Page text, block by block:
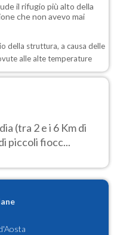
il rifugio più alto della
che non avevo mai
della struttura, a causa delle
alle alte temperature
(tra 2 e i 6 Km di
piccoli fiocc...